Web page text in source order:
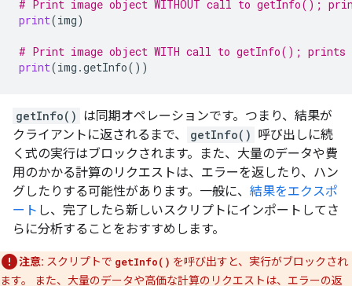
# Print image object WITHOUT call to getInfo();
print(img)
# Print image object WITH call to getInfo(); prints
print(img .getInfo())
getInfo() は同期オペレーションです。つまり、結果が
クライアントに返されるまで、
getInfo() 呼び出しに続
く式の実行はブロックされます。また、大量のデータや費
用のかかる計算のリクエストは、エラーを返したり、ハン
グしたりする可能性があります。一般に、 結果をエクスポ
ート し、完了したら新しいスクリプトにインポートしてさ
らに分析することをおすすめします。
注意: スクリプトで getInfo() を呼び出すと、実行がブロックされ
ます。 また、大量のデータや高価な計算のリクエストは、エラーの返